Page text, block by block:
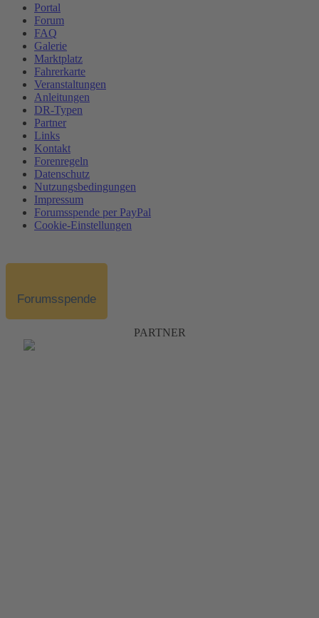
Portal
Forum
FAQ
Galerie
Marktplatz
Fahrerkarte
Veranstaltungen
Anleitungen
DR-Typen
Partner
Links
Kontakt
Forenregeln
Datenschutz
Nutzungsbedingungen
Impressum
Forumsspende per PayPal
Cookie-Einstellungen
Forumsspende
PARTNER